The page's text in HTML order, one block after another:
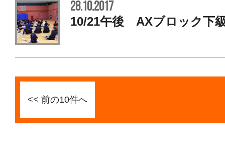
28.10.2017
10/21午後 AXブロック下
<< 前の10件へ